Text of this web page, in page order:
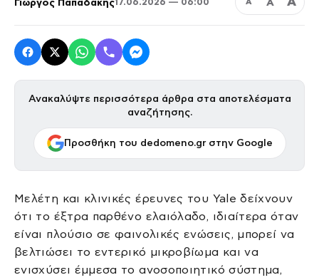
Ανακαλύψτε περισσότερα άρθρα στα αποτελέσματα
αναζήτησης.
Προσθήκη του dedomeno.gr στην Google
Μελέτη και κλινικές έρευνες του Yale δείχνουν
ότι το έξτρα παρθένο ελαιόλαδο, ιδιαίτερα όταν
είναι πλούσιο σε φαινολικές ενώσεις, μπορεί να
βελτιώσει το εντερικό μικροβίωμα και να
ενισχύσει έμμεσα το ανοσοποιητικό σύστημα,